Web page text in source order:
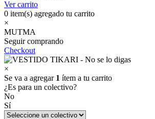
Ver carrito
0 item(s) agregado tu carrito
×
MUTMA
Seguir comprando
Checkout
×
Se va a agregar 1 ítem a tu carrito
¿Es para un colectivo?
No
Sí